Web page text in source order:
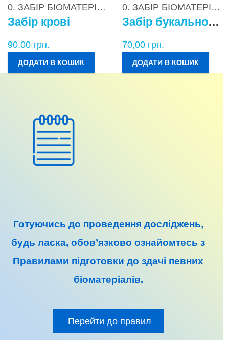
0. ЗАБІР БІОМАТЕРІАЛІВ
Забір крові
90,00 грн.
ДОДАТИ В КОШИК
0. ЗАБІР БІОМАТЕРІАЛІВ
Забір букального епітелію
70,00 грн.
ДОДАТИ В КОШИК
Готуючись до проведення досліджень,
будь ласка, обов’язково ознайомтесь з
Правилами підготовки до здачі певних
біоматеріалів.
Перейти до правил